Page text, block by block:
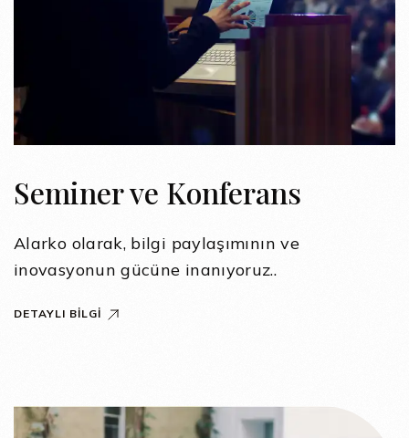
Seminer ve Konferans
Alarko olarak, bilgi paylaşımının ve
inovasyonun gücüne inanıyoruz..
DETAYLI BILGI